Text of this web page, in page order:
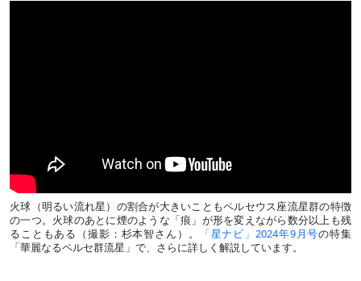
火球（明るい流れ星）の割合が大きいこともペルセウス座流星群の特徴
の一つ。火球のあとに煙のような「痕」が形を変えながら数分以上も残
ることもある（撮影：杉本智さん）。
「星ナビ」2024年9月号の特集
「華麗なるペルセ群流星」で、さらに詳しく解説しています。